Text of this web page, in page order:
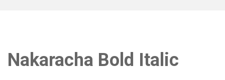
Nakaracha Bold Italic